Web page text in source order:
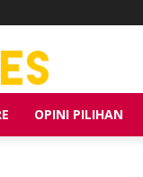
OPINI PILIHAN